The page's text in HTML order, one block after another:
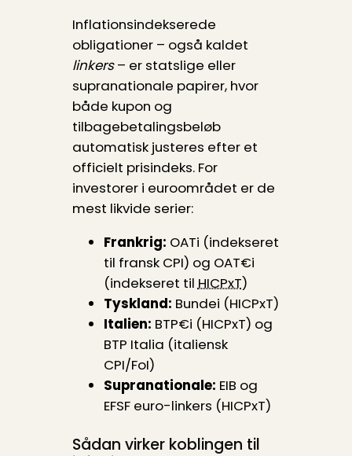
Inflationsindekserede
obligationer – også kaldet
linkers– er statslige eller
supranationale papirer, hvor
både kupon og
tilbagebetalingsbeløb
automatisk justeres efter et
officielt prisindeks. For
investorer i euroområdet er de
mest likvide serier:
Frankrig: OATi (indekseret
til fransk CPI) og OAT€i
(indekseret til HICPxT)
Tyskland: Bundei (HICPxT)
Italien: BTP€i (HICPxT) og
BTP Italia (italiensk
CPI/FoI)
Supranationale: EIB og
EFSF euro-linkers (HICPxT)
Sådan virker koblingen til